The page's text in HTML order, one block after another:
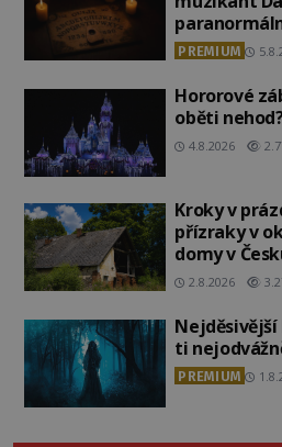
PREMIUM
Hororové
oběti
4.8.2026
Kroky v
přízraky v
domy v
2.8.2026
Nejděsivější lesy
ti
PREMIUM